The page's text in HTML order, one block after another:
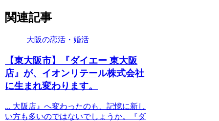
関連記事
大阪の恋活・婚活
【東大阪市】『ダイエー 東大阪
店』が、イオンリテール株式会社
に生まれ変わります。
... 大阪店』へ変わったのも、記憶に新し
い方も多いのではないでしょうか。『ダ